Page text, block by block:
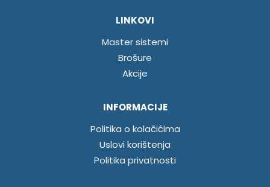
LINKOVI
Master sistemi
Brošure
Akcije
INFORMACIJE
Politika o kolačićima
Uslovi korištenja
Politika privatnosti